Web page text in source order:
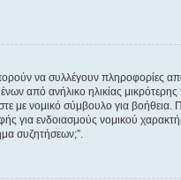
να συλλέγουν πληροφορίες
από ανήλικο ηλικίας
με νομικό σύμβουλο για
για ενδοιασμούς νομικού
συζητήσεων;”.